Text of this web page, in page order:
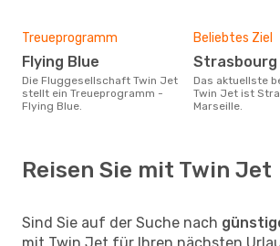
Treueprogramm
Flying Blue
Die Fluggesellschaft Twin Jet
stellt ein Treueprogramm -
Flying Blue.
Beliebtes Ziel
Das aktuellste beliebte Ziel mit
Twin Jet ist
Marseille.
Reisen Sie mit Twin Jet
Sind Sie auf der Suche nach